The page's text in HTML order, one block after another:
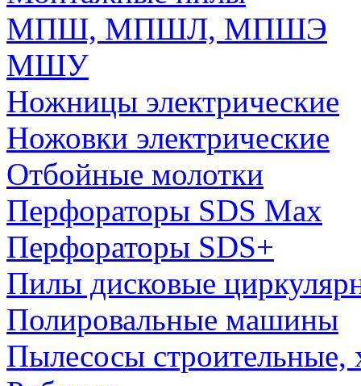
МПШ, МПШЛ, МПШЭ
МШУ
Ножницы электрические
Ножовки электрические
Отбойные молотки
Перфораторы SDS Max
Перфораторы SDS+
Пилы дисковые
Полировальные машины
Пылесосы строительные,